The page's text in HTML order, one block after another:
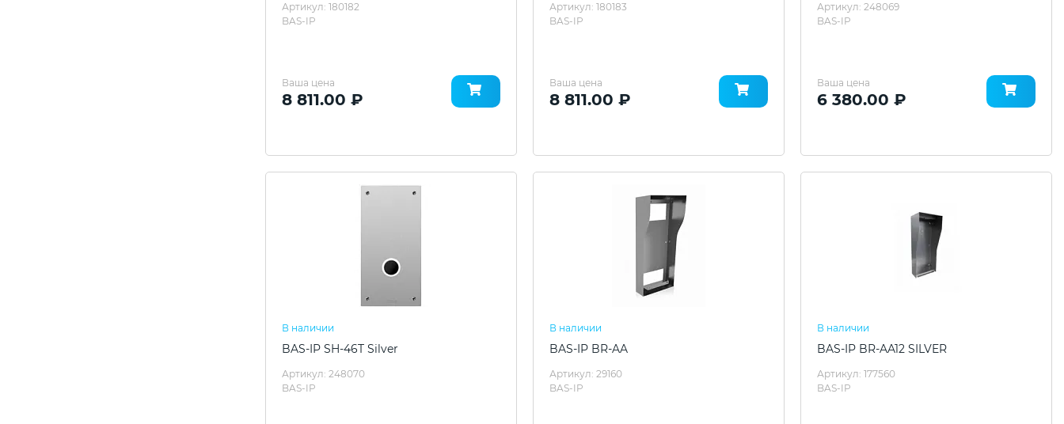
Артикул: 180182
BAS-IP
Ваша цена
8 811.00 ₽
Артикул: 180183
BAS-IP
Ваша цена
8 811.00 ₽
Артикул: 248069
BAS-IP
Ваша цена
6 380.00 ₽
В наличии
BAS-IP SH-46T Silver
Артикул: 248070
BAS-IP
В наличии
BAS-IP BR-AA
Артикул: 29160
BAS-IP
В наличии
BAS-IP BR-AA12 SILVER
Артикул: 177560
BAS-IP